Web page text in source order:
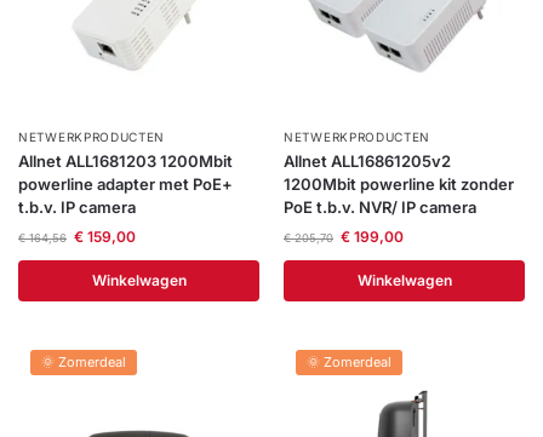
NETWERKPRODUCTEN
Allnet ALL1681203 1200Mbit
powerline adapter met PoE+
t.b.v. IP camera
€164,56 €159,00
Winkelwagen
NETWERKPRODUCTEN
Allnet ALL16861205v2
1200Mbit powerline kit zonder
PoE t.b.v. NVR/ IP camera
€205,70 €199,00
Winkelwagen
🌞 Zomerdeal 🌞 Zomerdeal